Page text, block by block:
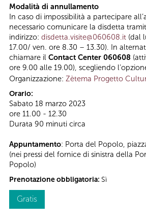
Modalità di annullamento
In caso di impossibilità a partecipare
necessario comunicare la disdetta
indirizzo: disdetta.visite@060608.it (dal
17.00/ ven. ore 8.30 – 13.30). In
chiamare il Contact Center 060608
ore 9.00 alle 19.00), scegliendo
Organizzazione: Zètema Progetto
Orario:
Sabato 18 marzo 2023
ore 11.00 - 12.30
Durata 90 minuti circa
Appuntamento: Porta del Popolo,
(nei pressi del fornice di sinistra della
Popolo)
Prenotazione obbligatoria: Sì
Gratis